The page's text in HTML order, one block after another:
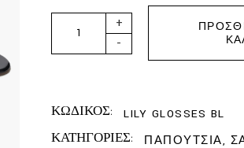
TKEES - LILY GLOSSES BLACK
-
+
ΚΩΔΙΚΟΣ: LILY GLOSSES BL
ΚΑΤΗΓΟΡΙΕΣ: ΠΑΠΟΥΤΣΙΑ,